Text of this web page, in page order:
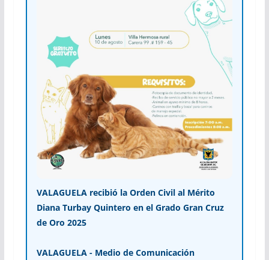
VALAGUELA recibió la Orden Civil al Mérito
Diana Turbay Quintero en el Grado Gran Cruz
de Oro 2025
VALAGUELA - Medio de Comunicación